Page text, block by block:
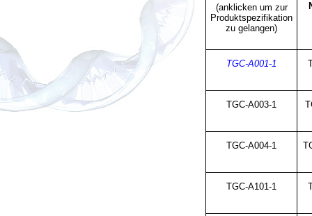
(anklicken um zur
Produktspezifikation
zu gelangen)
TGC-A001-1
TGC-A003-1
TGC-A004-1
TGC-A101-1